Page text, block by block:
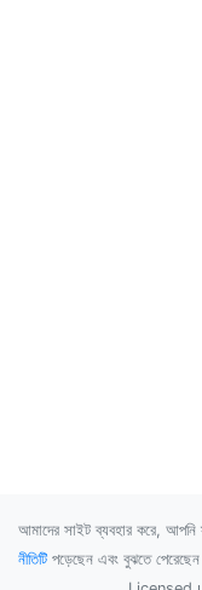
আমাদের সাইট ব্যবহার করে, আপনি
নীতিটি পড়েছেন এবং বুঝতে